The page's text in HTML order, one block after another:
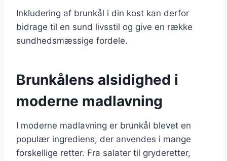
Inkludering af brunkål i din kost kan derfor
bidrage til en sund livsstil og give en række
sundhedsmæssige fordele.
Brunkålens alsidighed i
moderne madlavning
I moderne madlavning er brunkål blevet en
populær ingrediens, der anvendes i mange
forskellige retter. Fra salater til gryderetter,